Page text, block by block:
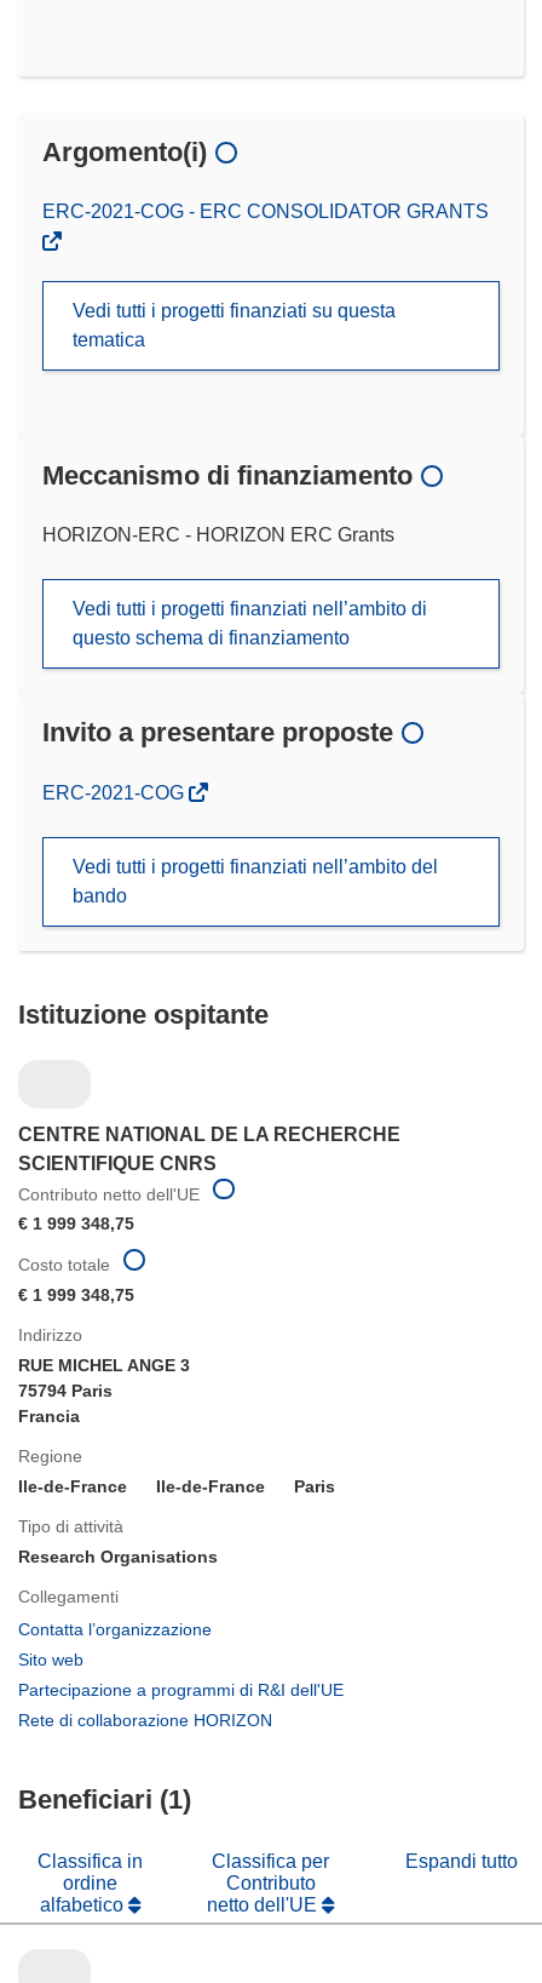
Argomento(i)
ERC-2021-COG - ERC CONSOLIDATOR GRANTS
Vedi tutti i progetti finanziati su questa
tematica
Meccanismo di finanziamento
HORIZON-ERC - HORIZON ERC Grants
Vedi tutti i progetti finanziati nell’ambito di
questo schema di finanziamento
Invito a presentare proposte
(si
nuova
ERC-2021-COG
Vedi tutti i progetti finanziati nell’ambito del
bando
Istituzione ospitante
CENTRE NATIONAL DE LA RECHERCHE
SCIENTIFIQUE CNRS
Contributo netto dell'UE
€ 1 999 348,75
Indirizzo
RUE MICHEL ANGE 3
75794 Paris
Francia
Regione
Ile-de-France
Ile-de-France Paris
Tipo di attività
Research Organisations
Collegamenti
Contatta l’organizzazione
nuova
Sito web
apre
finestra)
Partecipazione a programmi di R&I dell'UE
Rete di collaborazione HORIZON
Costo totale
€ 1 999 348,75
Beneficiari (1)
Classifica in
ordine
alfabetico
Classifica per
Contributo
netto dell'UE
Espandi tutto